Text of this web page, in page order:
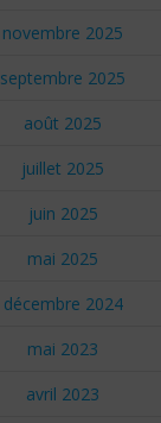
novembre 2025
septembre 2025
août 2025
juillet 2025
juin 2025
mai 2025
décembre 2024
mai 2023
avril 2023